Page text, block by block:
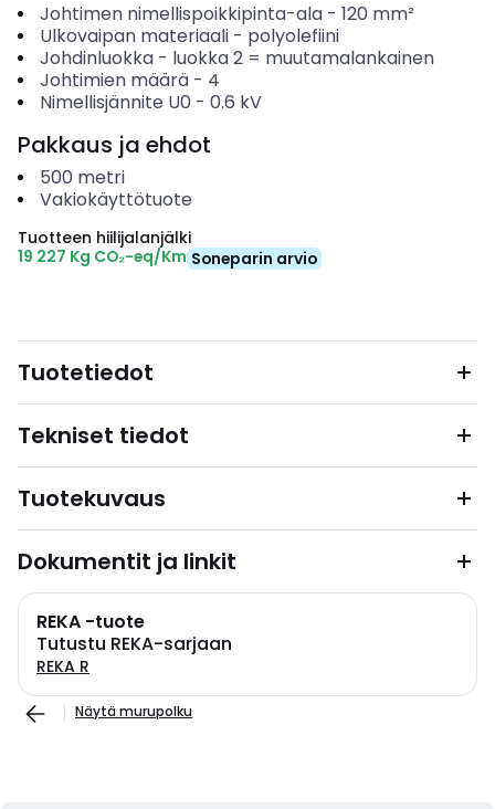
Johtimen nimellispoikkipinta-ala- 120 mm²
Ulkovaipan materiaali- polyolefiini
Johdinluokka- luokka 2 = muutamalankainen
Johtimien määrä- 4
Nimellisjännite U0 - 0.6 kV
Pakkaus ja ehdot
500 metri
Vakiokäyttötuote
Tuotteen hiilijalanjälki
19 227 Kg CO₂-eq/Km Soneparin arvio
Tuotetiedot
Tekniset tiedot
Tuotekuvaus
Dokumentit ja linkit
REKA -tuote
Tutustu REKA-sarjaan
REKA R
Näytä murupolku